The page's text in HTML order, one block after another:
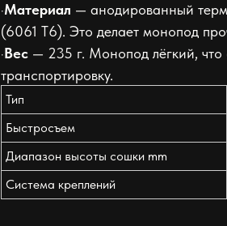
·Материал — анодированный
(6061 Т6). Это делает монопод
·Вес — 235 г. Монопод лёгкий, что
транспортировку.
Тип
Быстросъем
Диапазон высоты сошки mm
Система креплений